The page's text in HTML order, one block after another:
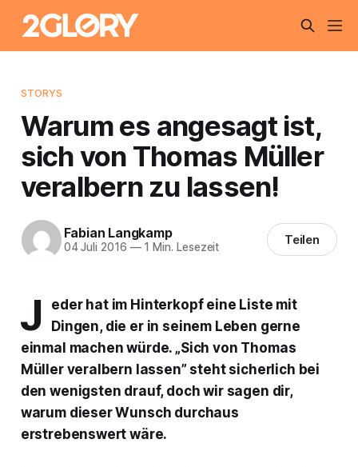
STORYS
Warum es angesagt ist,
sich von Thomas Müller
veralbern zu lassen!
Fabian Langkamp
04 Juli 2016 —1 Min. Lesezeit Teilen
J
eder hat im Hinterkopf eine Liste mit
Dingen, die er in seinem Leben gerne
einmal machen würde. „Sich von Thomas
Müller veralbern lassen” steht sicherlich bei
den wenigsten drauf, doch wir sagen dir,
warum dieser Wunsch durchaus
erstrebenswert wäre.